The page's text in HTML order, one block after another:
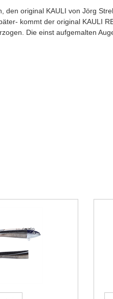
original KAULI von Jörg
kommt der original KAULI
Die einst aufgemalten